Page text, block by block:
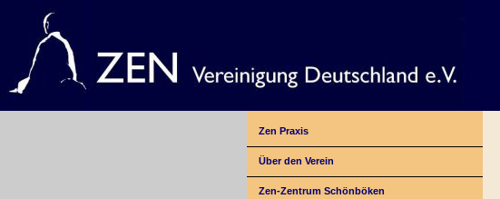
Zen Praxis
Über den Verein
Zen-Zentrum Schönböken